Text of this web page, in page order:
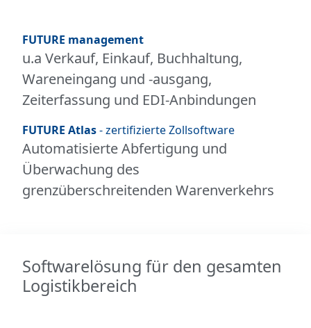
FUTURE management
u.a Verkauf, Einkauf, Buchhaltung,
Wareneingang und -ausgang,
Zeiterfassung und EDI-Anbindungen
FUTURE Atlas- zertifizierte Zollsoftware
Automatisierte Abfertigung und
Überwachung des
grenzüberschreitenden Warenverkehrs
Softwarelösung für den gesamten
Logistikbereich